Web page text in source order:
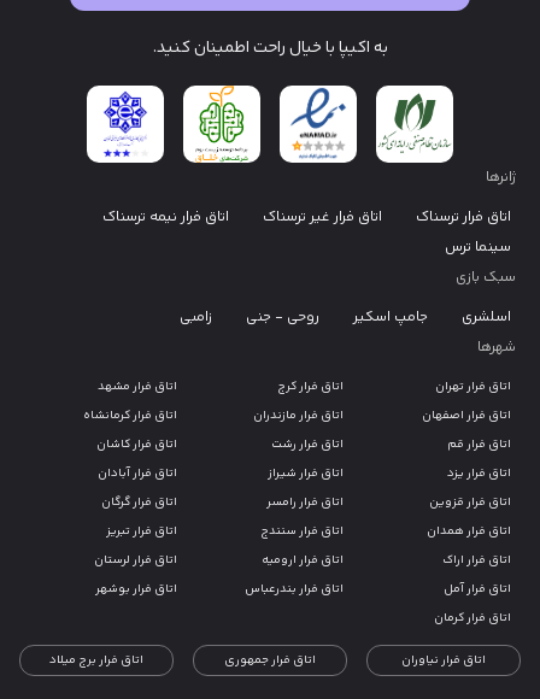
به اکیپا با خیال راحت اطمینان کنید.
ژانرها
اتاق فرار ترسناک
اتاق فرار غیر ترسناک
اتاق فرار نیمه ترسناک
سینما ترس
سبک بازی
اسلشری
جامپ اسکیر روحی - جنی
زامبی
شهرها
اتاق فرار تهران اتاق فرار کرج
اتاق فرار مشهد
اتاق فرار اصفهان
اتاق فرار مازندران
اتاق فرار کرمانشاه
اتاق فرار قم
اتاق فرار رشت
اتاق فرار کاشان
اتاق فرار یزد
اتاق فرار شیراز
اتاق فرار آبادان
اتاق فرار قزوین
اتاق فرار رامسر
اتاق فرار گرگان
اتاق فرار همدان
اتاق فرار سنندج
اتاق فرار تبریز
اتاق فرار اراک
اتاق فرار ارومیه
اتاق فرار لرستان
اتاق فرار آمل
اتاق فرار بندرعباس
اتاق فرار بوشهر
اتاق فرار کرمان
اتاق فرار نیاوران اتاق فرار جمهوری اتاق فرار برج میلاد